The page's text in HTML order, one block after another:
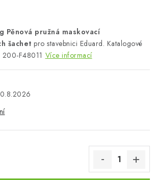
Podmínky ochrany osobních údajů
(B2B)
barev
Modelářský slovník Art Scale
Pěnová pružná maskovací
šachet pro stavebnici Eduard. Katalogové
F48011 Více informací